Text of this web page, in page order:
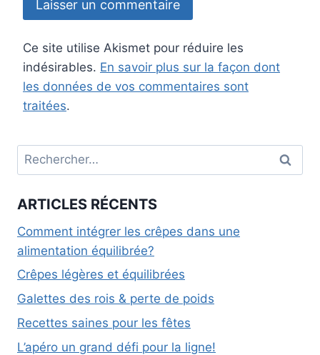
Ce site utilise Akismet pour réduire les
indésirables. En savoir plus sur la façon dont
les données de vos commentaires sont
traitées.
ARTICLES RÉCENTS
Comment intégrer les crêpes dans une
alimentation équilibrée?
Crêpes légères et équilibrées
Galettes des rois & perte de poids
Recettes saines pour les fêtes
L’apéro un grand défi pour la ligne!